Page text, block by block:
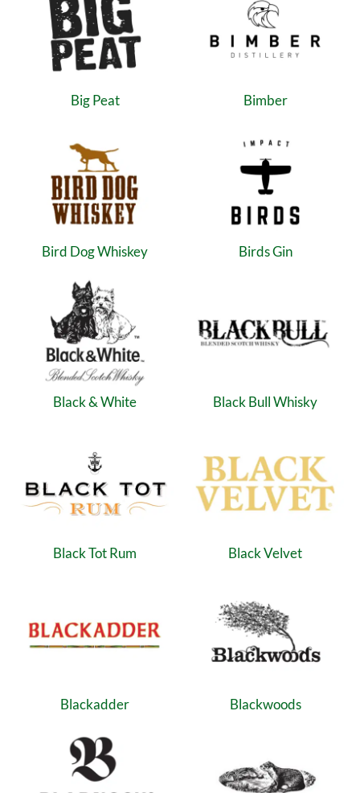
Big Peat Bimber
Bird Dog Whiskey Birds Gin
Black & White Black Bull Whisky
Black Tot Rum Black Velvet
Blackadder Blackwoods